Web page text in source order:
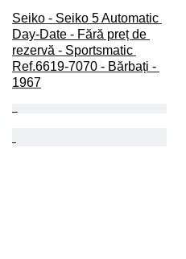
Seiko - Seiko 5 Automatic
Day-Date - Fără preț de
rezervă - Sportsmatic
Ref.6619-7070 - Bărbați -
1967